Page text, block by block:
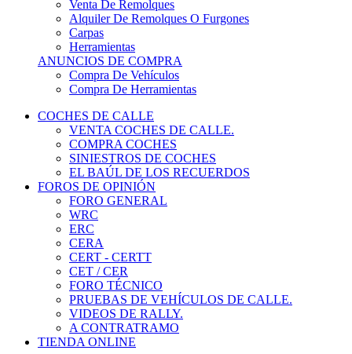
Venta De Remolques
Alquiler De Remolques O Furgones
Carpas
Herramientas
ANUNCIOS DE COMPRA
Compra De Vehículos
Compra De Herramientas
COCHES DE CALLE
VENTA COCHES DE CALLE.
COMPRA COCHES
SINIESTROS DE COCHES
EL BAÚL DE LOS RECUERDOS
FOROS DE OPINIÓN
FORO GENERAL
WRC
ERC
CERA
CERT - CERTT
CET / CER
FORO TÉCNICO
PRUEBAS DE VEHÍCULOS DE CALLE.
VIDEOS DE RALLY.
A CONTRATRAMO
TIENDA ONLINE